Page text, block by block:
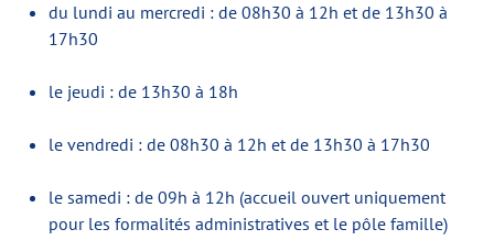
du lundi au mercredi : de 08h30 à 12h et de 13h30 à
17h30
le jeudi : de 13h30 à 18h
le vendredi : de 08h30 à 12h et de 13h30 à 17h30
le samedi : de 09h à 12h (accueil ouvert uniquement
pour les formalités administratives et le pôle famille)